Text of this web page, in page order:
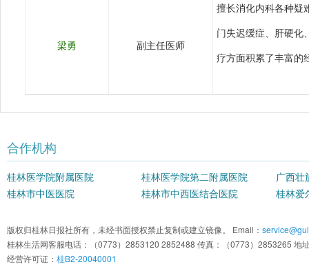
梁勇 副主任医师
擅长消化内科各种疑
门失迟缓症、肝硬化
疗方面积累了丰富的
合作机构
桂林医学院附属医院 桂林医学院第二附属医院
广西壮
院
桂林市中医医院 桂林市中西医结合医院 桂林爱
版权归桂林日报社所有，未经书面授权禁止复制或建立镜像。 Email：
桂林生活网客服电话：（0773）2853120 2852488 传真：（0773）2853265 地
经营许可证： 桂B2-20040001